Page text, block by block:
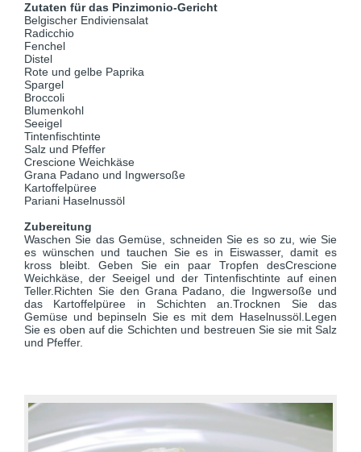
Zutaten für das Pinzimonio-Gericht
Belgischer Endiviensalat
Radicchio
Fenchel
Distel
Rote und gelbe Paprika
Spargel
Broccoli
Blumenkohl
Seeigel
Tintenfischtinte
Salz und Pfeffer
Crescione Weichkäse
Grana Padano und Ingwersoße
Kartoffelpüree
Pariani Haselnussöl
Zubereitung
Waschen Sie das Gemüse, schneiden Sie es so zu, wie Sie
es wünschen und tauchen Sie es in Eiswasser, damit es
kross bleibt. Geben Sie ein paar Tropfen desCrescione
Weichkäse, der Seeigel und der Tintenfischtinte auf einen
Teller.Richten Sie den Grana Padano, die Ingwersoße und
das Kartoffelpüree in Schichten an.Trocknen Sie das
Gemüse und bepinseln Sie es mit dem Haselnussöl.Legen
Sie es oben auf die Schichten und bestreuen Sie sie mit Salz
und Pfeffer.